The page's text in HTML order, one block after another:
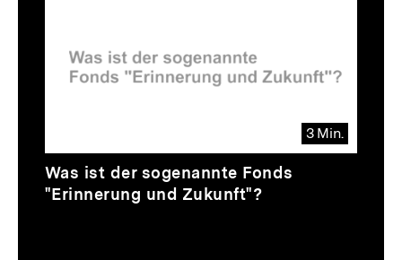
3 Min.
Video
Dauer
3
Min.
Was ist der sogenannte Fonds
"Erinnerung und Zukunft"?